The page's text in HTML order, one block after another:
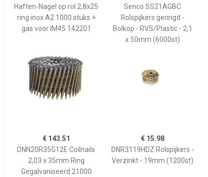
Haften-Nagel op rol 2,8x25
ring inox A2 1000 stuks +
gas voor IM45 142201
Senco SS21AGBC
Rolspijkers geringd -
Bolkop - RVS/Plastic - 2,1
x 50mm (6000st)
€ 143.51
DNN20R35G12E Coilnails
2,03 x 35mm Ring
Gegalvaniseerd 21000
€ 15.98
DNR3119HDZ Rolspijkers -
Verzinkt - 19mm (1200st)